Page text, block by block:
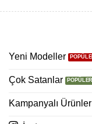
Yeni Modeller
Çok Satanlar
Kampanyalı Ürünler